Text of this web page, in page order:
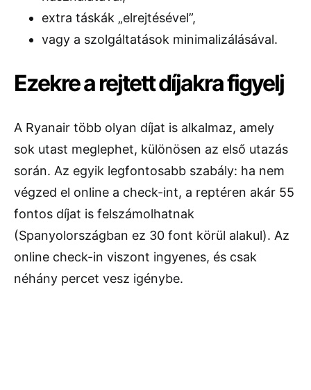
extra táskák „elrejtésével”,
vagy a szolgáltatások minimalizálásával.
Ezekre a rejtett díjakra figyelj
A Ryanair több olyan díjat is alkalmaz, amely
sok utast meglephet, különösen az első utazás
során. Az egyik legfontosabb szabály: ha nem
végzed el online a check-int, a reptéren akár 55
fontos díjat is felszámolhatnak
(Spanyolországban ez 30 font körül alakul). Az
online check-in viszont ingyenes, és csak
néhány percet vesz igénybe.